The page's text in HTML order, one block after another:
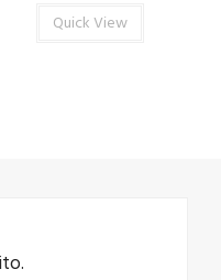
Quick View